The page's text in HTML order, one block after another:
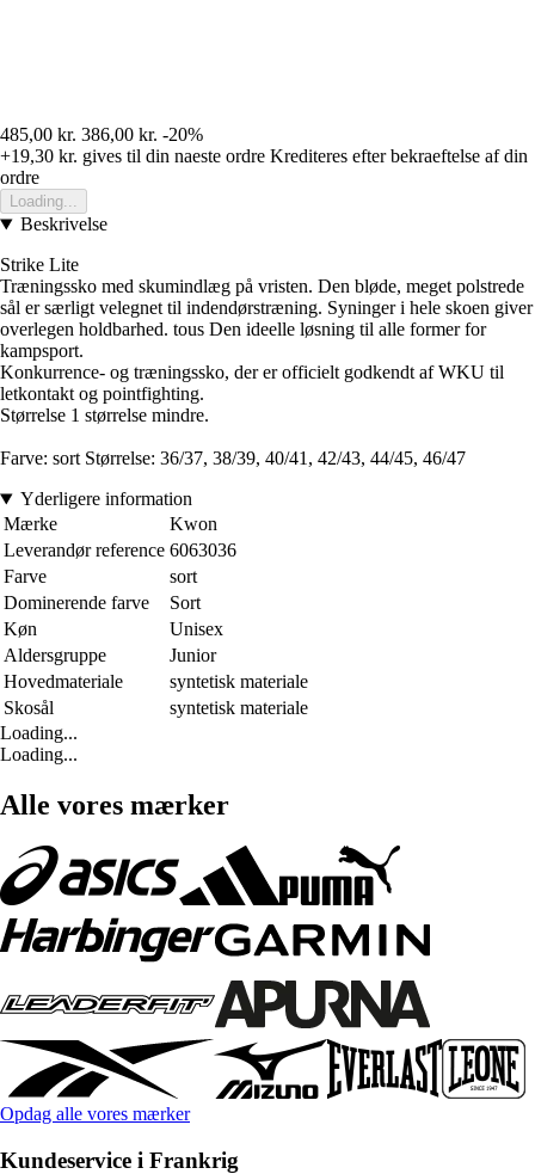
485,00 kr. 386,00 kr. -20%
+19,30 kr. gives til din naeste ordre Krediteres efter bekraeftelse af din
ordre
Loading...
Beskrivelse
Strike Lite
Træningssko med skumindlæg på vristen. Den bløde, meget polstrede
sål er særligt velegnet til indendørstræning. Syninger i hele skoen giver
overlegen holdbarhed. tous Den ideelle løsning til alle former for
kampsport.
Konkurrence- og træningssko, der er officielt godkendt af WKU til
letkontakt og pointfighting.
Størrelse 1 størrelse mindre.
Farve: sort Størrelse: 36/37, 38/39, 40/41, 42/43, 44/45, 46/47
Yderligere information
Mærke
Kwon
Leverandør reference 6063036
Farve
sort
Dominerende farve
Sort
Køn
Unisex
Aldersgruppe
Junior
Hovedmateriale
syntetisk materiale
Skosål
syntetisk materiale
Loading...
Loading...
Alle vores mærker
Opdag alle vores mærker
Kundeservice i Frankrig